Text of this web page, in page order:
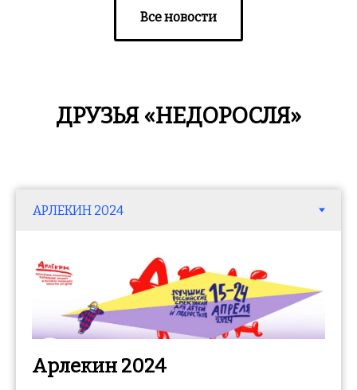
Все новости
ДРУЗЬЯ «НЕДОРОСЛЯ»
Арлекин 2024